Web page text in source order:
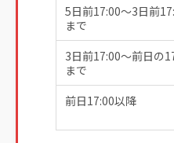
5日前17:00～3日前
まで
3日前17:00～前日の
まで
前日17:00以降